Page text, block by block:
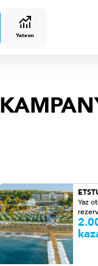
Yatırım
Yaz